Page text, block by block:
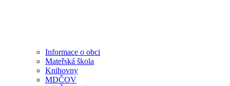
Informace o obci
Mateřská škola
Knihovny
MDČOV